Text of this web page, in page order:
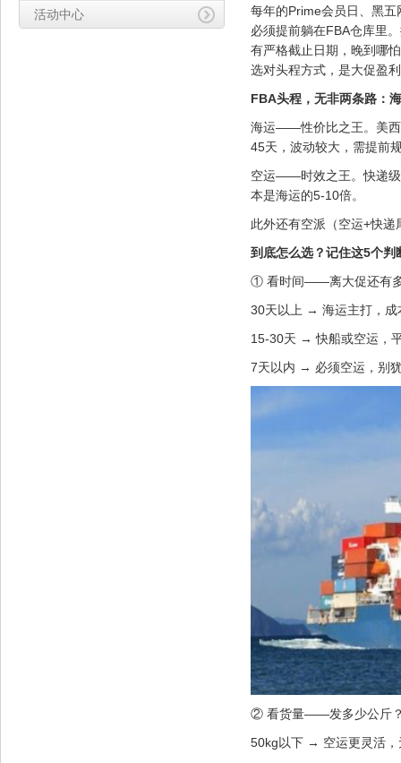
活动中心
每年的Prime会员日、黑
必须提前躺在FBA仓库里
有严格截止日期，晚到哪
选对头程方式，是大促盈
FBA头程，无非两条路：
海运——性价比之王。美西
45天，波动较大，需提前
空运——时效之王。快递级
本是海运的5-10倍。
此外还有空派（空运+快
到底怎么选？记住这5个判
① 看时间——离大促还有
30天以上 → 海运主打，成
15-30天 → 快船或空运，
7天以内 → 必须空运，别
② 看货量——发多少公斤
50kg以下 → 空运更灵活，